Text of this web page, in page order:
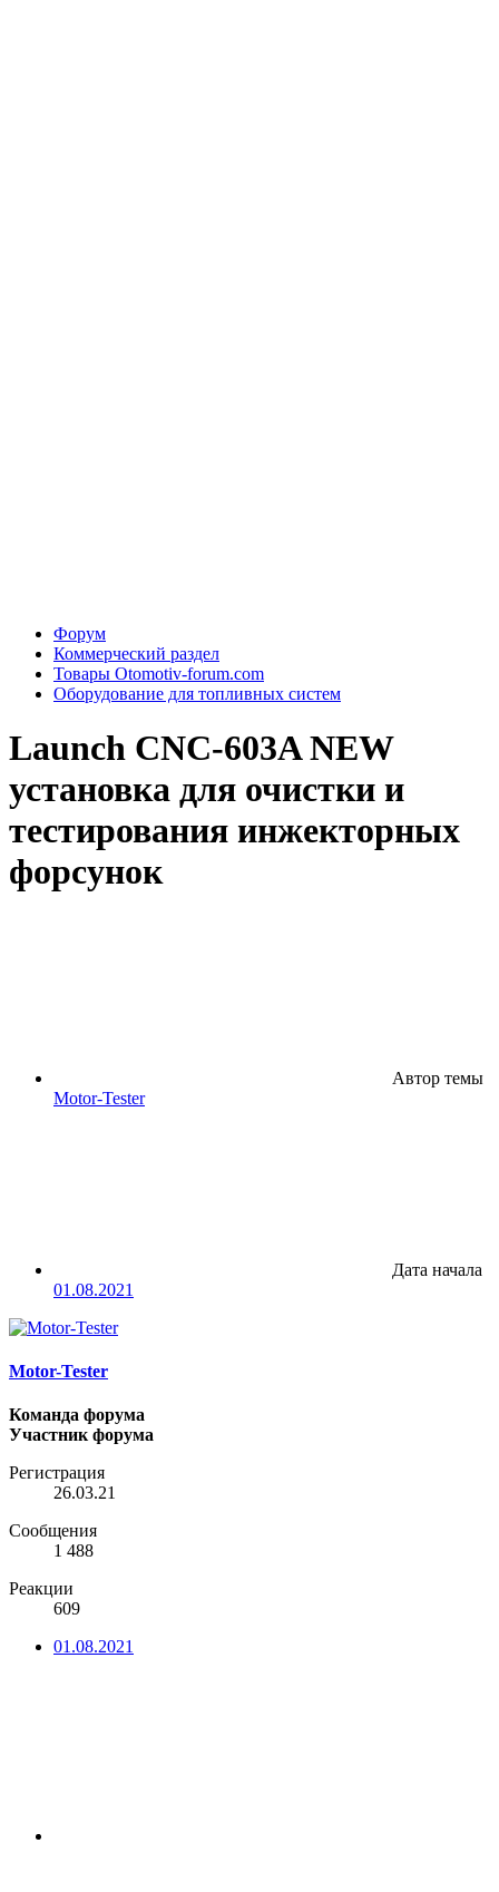
Форум
Коммерческий раздел
Товары Otomotiv-forum.com
Оборудование для топливных систем
Launch CNC-603A NEW
установка для очистки и
тестирования инжекторных
форсунок
Автор темы
Motor-Tester
Дата начала
01.08.2021
Motor-Tester
Команда форума
Участник форума
Регистрация
26.03.21
Сообщения
1 488
Реакции
609
01.08.2021